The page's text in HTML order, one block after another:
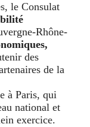
le Consulat
Rhône-
des
de la
à Paris, qui
national et
exercice.